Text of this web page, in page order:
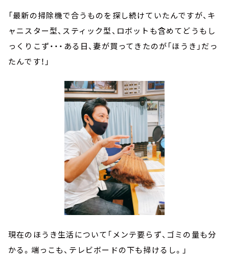
「最新の掃除機で合うものを探し続けていたんですが、キ
ャニスター型、スティック型、ロボットも含めてどうもし
っくりこず・・・ある日、妻が買ってきたのが「ほうき」だっ
たんです！」
現在のほうき生活について「メンテ要らず、ゴミの量も分
かる。端っこも、テレビボードの下も掃けるし。」